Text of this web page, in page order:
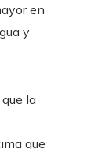
en
y
la
que